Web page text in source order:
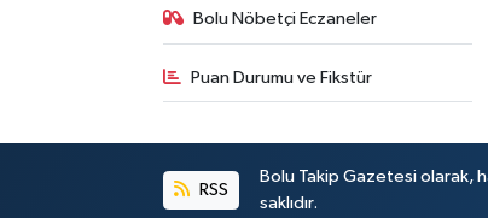
Bolu Nöbetçi Eczaneler
Puan Durumu ve Fikstür
RSS
Bolu Takip Gazetesi olarak,
saklıdır.